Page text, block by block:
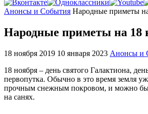
Главная
Анонсы и События Народные приметы
Народные приметы на 18
18 ноября 2019 10 января 2023 Анонсы и
18 ноября – день святого Галактиона,
первопутка. Обычно в это время земля
прочным снежным покровом, и можно
на санях.